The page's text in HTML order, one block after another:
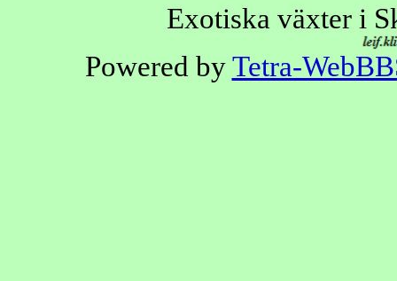
Exotiska växter i
Powered byTetra-